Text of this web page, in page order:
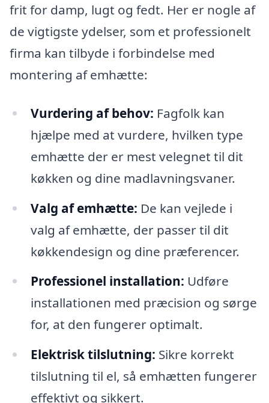
frit for damp, lugt og fedt. Her er nogle af
de vigtigste ydelser, som et professionelt
firma kan tilbyde i forbindelse med
montering af emhætte:
Vurdering af behov: Fagfolk kan
hjælpe med at vurdere, hvilken type
emhætte der er mest velegnet til dit
køkken og dine madlavningsvaner.
Valg af emhætte: De kan vejlede i
valg af emhætte, der passer til dit
køkkendesign og dine præferencer.
Professionel installation: Udføre
installationen med præcision og sørge
for, at den fungerer optimalt.
Elektrisk tilslutning: Sikre korrekt
tilslutning til el, så emhætten fungerer
effektivt og sikkert.